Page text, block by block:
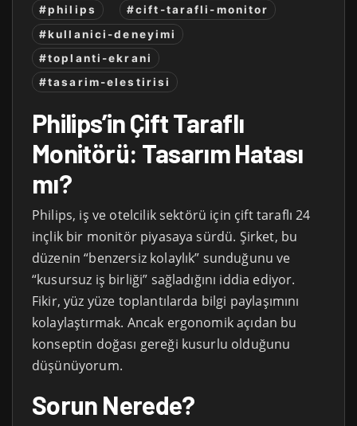
#philips
#cift-tarafli-monitor
#kullanici-deneyimi
#toplanti-ekrani
#tasarim-elestirisi
Philips’in Çift Taraflı
Monitörü: Tasarım Hatası
mı?
Philips, iş ve otelcilik sektörü için çift taraflı 24
inçlik bir monitör piyasaya sürdü. Şirket, bu
düzenin “benzersiz kolaylık” sunduğunu ve
“kusursuz iş birliği” sağladığını iddia ediyor.
Fikir, yüz yüze toplantılarda bilgi paylaşımını
kolaylaştırmak. Ancak ergonomik açıdan bu
konseptin doğası gereği kusurlu olduğunu
düşünüyorum.
Sorun Nerede?